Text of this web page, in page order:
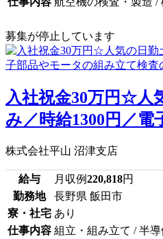
募集が停止しています
入社祝金30万円☆人
み／時給1300円／電
株式会社平山 沼津支店
給与 月収例220,818円
勤務地
長野県 飯田市
寮・社宅 あり
仕事内容 組立・組み立て / 半